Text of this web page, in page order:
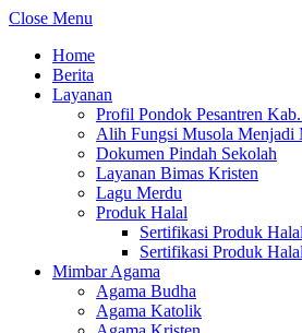
Close Menu
Home
Berita
Layanan
Profil Pondok Pesantren
Alih Fungsi Musola Menjadi
Dokumen Pindah Sekolah
Layanan Bimas Kristen
Lagu Merdu
Produk Halal
Sertifikasi Produk
Sertifikasi Produk
Mimbar Agama
Agama Budha
Agama Katolik